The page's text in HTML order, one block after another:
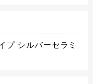
プ シルバーセラミ